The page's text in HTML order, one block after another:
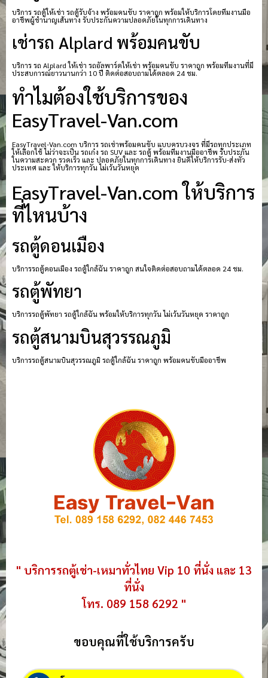
บริการ รถตู้ให้เช่า รถตู้รับจ้าง พร้อมคนขับ ราคาถูก พร้อมให้บริการโดยทีมงานมือ
อาชีพผู้ชำนาญเส้นทาง รับประกันความปลอดภัยในทุกการเดินทาง
เช่ารถ Alplard พร้อมคนขับ
บริการ รถ Alplard ให้เช่า รถอัลพาร์ดให้เช่า พร้อมคนขับ ราคาถูก พร้อมทีมงานที่มี
ประสบการณ์ยาวนานกว่า 10 ปี ติดต่อสอบถามได้ตลอด 24 ชม.
ทำไมต้องใช้บริการของ
EasyTravel-Van.com
EasyTravel-Van.com บริการ รถเช่าพร้อมคนขับ แบบครบวงจร ที่มีรถทุกประเภท
ให้เลือกใช้ ไม่ว่าจะเป็น รถเก๋ง รถ SUV และ รถตู้ พร้อมทีมงานมืออาชีพ รับประกัน
ในความสะดวก รวดเร็ว และ ปลอดภัยในทุกการเดินทาง ยินดีให้บริการรับ-ส่งทั่ว
ประเทศ และ ให้บริการทุกวัน ไม่เว้นวันหยุด
EasyTravel-Van.com ให้บริการ
ที่ไหนบ้าง
รถตู้ดอนเมือง
บริการรถตู้ดอนเมือง รถตู้ใกล้ฉัน ราคาถูก สนใจติดต่อสอบถามได้ตลอด 24 ชม.
รถตู้พัทยา
บริการรถตู้พัทยา รถตู้ใกล้ฉัน พร้อมให้บริการทุกวัน ไม่เว้นวันหยุด ราคาถูก
รถตู้สนามบินสุวรรณภูมิ
บริการรถตู้สนามบินสุวรรณภูมิ รถตู้ใกล้ฉัน ราคาถูก พร้อมคนขับมืออาชีพ
" บริการรถตู้เช่า-เหมาทั่วไทย Vip 10 ที่นั่ง และ 13
ที่นั่ง
โทร. 089 158 6292 "
ขอบคุณที่ใช้บริการครับ